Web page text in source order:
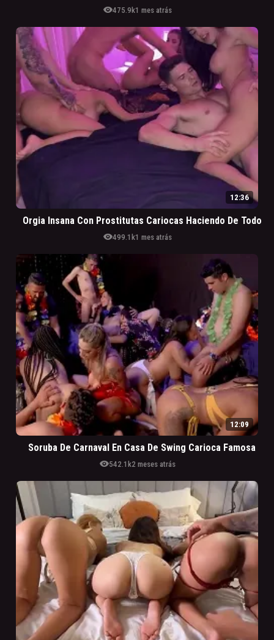
visibility475.9k1 mes atrás
12:36
Orgia Insana Con Prostitutas Cariocas Haciendo De Todo
visibility499.1k1 mes atrás
12:09
Soruba De Carnaval En Casa De Swing Carioca Famosa
visibility542.1k2 meses atrás